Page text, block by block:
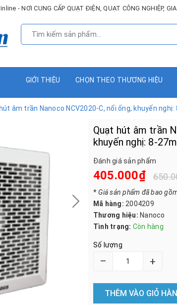
- NƠI CUNG CẤP QUẠT ĐIỆN, QUẠT CÔNG NGHIỆP,
GIỚI THIỆU CHỌN THEO THƯƠNG HIỆU
âm trần Nanoco NCV2020-C, nối ống, khuyến nghị:
Quạt hút âm trần
khuyến nghị: 8-
Đánh giá sản phẩm
405.000₫
*Giá sản phẩm đã bao
Mã hàng: 2004209
Thương hiệu: Nanoco
Tình trạng: Còn hàng
Số lượng
– +
THÊM VÀO GIỎ